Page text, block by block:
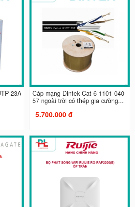
23A
Cáp mạng Dintek Cat 6 1101-040
57 ngoài trời có thép gia cường...
5.700.000 đ